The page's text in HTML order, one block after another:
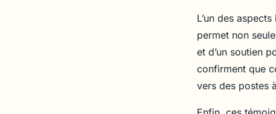
L’un des
permet non
et d’un soutien
confirment que
vers des postes